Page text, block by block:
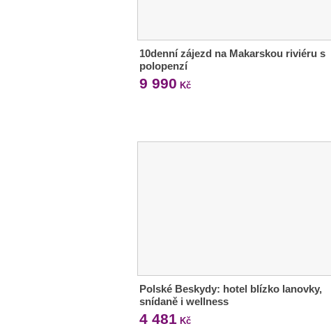
10denní zájezd na Makarskou riviéru s
polopenzí
9 990 Kč
Polské Beskydy: hotel blízko lanovky,
snídaně i wellness
4 481 Kč